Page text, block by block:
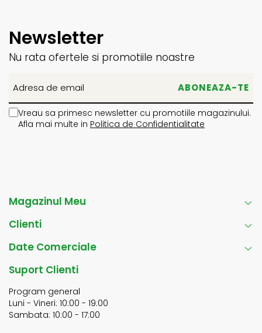
Newsletter
Nu rata ofertele si promotiile noastre
Vreau sa primesc newsletter cu promotiile magazinului.
Afla mai multe in Politica de Confidentialitate
Magazinul Meu
Clienti
Date Comerciale
Suport Clienti
Program general
Luni - Vineri: 10:00 - 19:00
Sambata: 10:00 - 17:00